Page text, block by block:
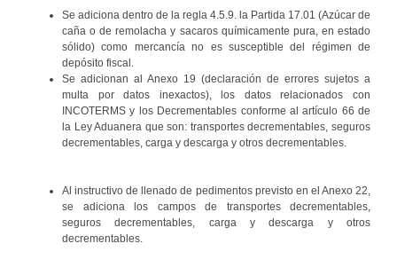
Se adiciona dentro de la regla 4.5.9. la Partida 17.01 (Azúcar de
caña o de remolacha y sacaros químicamente pura, en estado
sólido) como mercancía no es susceptible del régimen de
depósito fiscal.
Se adicionan al Anexo 19 (declaración de errores sujetos a
multa por datos inexactos), los datos relacionados con
INCOTERMS y los Decrementables conforme al artículo 66 de
la Ley Aduanera que son: transportes decrementables, seguros
decrementables, carga y descarga y otros decrementables.
Al instructivo de llenado de pedimentos previsto en el Anexo 22,
se adiciona los campos de transportes decrementables,
seguros decrementables, carga y descarga y otros
decrementables.